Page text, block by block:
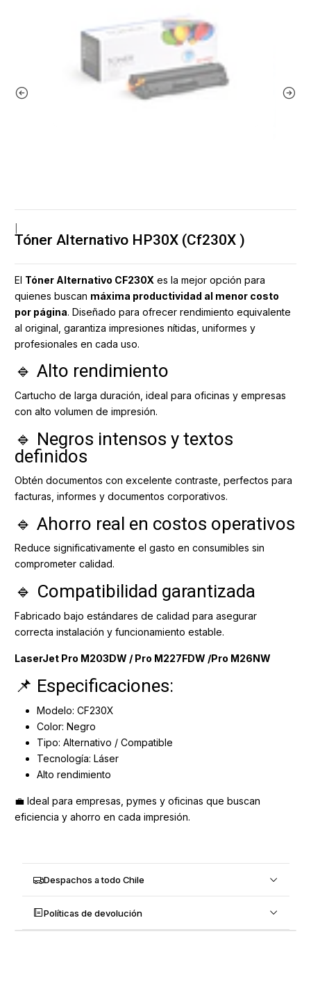
Tóner Alternativo HP30X (Cf230X )
El Tóner Alternativo CF230X es la mejor opción para
quienes buscan máxima productividad al menor costo
por página. Diseñado para ofrecer rendimiento equivalente
al original, garantiza impresiones nítidas, uniformes y
profesionales en cada uso.
🔹 Alto rendimiento
Cartucho de larga duración, ideal para oficinas y empresas
con alto volumen de impresión.
🔹 Negros intensos y textos
definidos
Obtén documentos con excelente contraste, perfectos para
facturas, informes y documentos corporativos.
🔹 Ahorro real en costos operativos
Reduce significativamente el gasto en consumibles sin
comprometer calidad.
🔹 Compatibilidad garantizada
Fabricado bajo estándares de calidad para asegurar
correcta instalación y funcionamiento estable.
LaserJet Pro M203DW / Pro M227FDW /Pro M26NW
📌 Especificaciones:
Modelo: CF230X
Color: Negro
Tipo: Alternativo / Compatible
Tecnología: Láser
Alto rendimiento
💼 Ideal para empresas, pymes y oficinas que buscan
eficiencia y ahorro en cada impresión.
Despachos a todo Chile
Políticas de devolución